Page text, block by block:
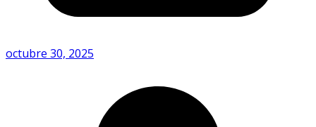
octubre 30, 2025